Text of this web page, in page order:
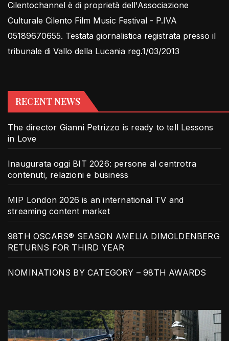
Cilentochannel è di proprietà dell'Associazione
Culturale Cilento Film Music Festival - P.IVA
05189670655. Testata giornalistica registrata presso il
tribunale di Vallo della Lucania reg.1/03/2013
RECENT NEWS
The director Gianni Petrizzo is ready to tell Lessons
in Love
Inaugurata oggi BIT 2026: persone al centrotra
contenuti, relazioni e business
MIP London 2026 is an international TV and
streaming content market
98TH OSCARS® SEASON AMELIA DIMOLDENBERG
RETURNS FOR THIRD YEAR
NOMINATIONS BY CATEGORY – 98TH AWARDS